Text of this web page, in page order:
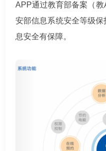
APP通过教育部备案（
安部信息系统安全等级
息安全有保障。